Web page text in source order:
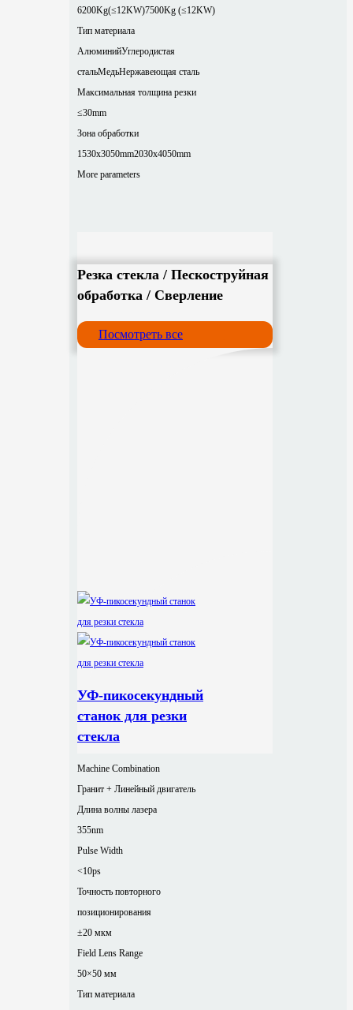
6200Kg(≤12KW)7500Kg (≤12KW)
Тип материала
АлюминийУглеродистая
стальМедьНержавеющая сталь
Максимальная толщина резки
≤30mm
Зона обработки
1530x3050mm2030x4050mm
More parameters
Резка стекла / Пескоструйная
обработка / Сверление
Посмотреть все
УФ-пикосекундный
станок для резки
стекла
Machine Combination
Гранит + Линейный двигатель
Длина волны лазера
355nm
Pulse Width
<10ps
Точность повторного
позиционирования
±20 мкм
Field Lens Range
50×50 мм
Тип материала